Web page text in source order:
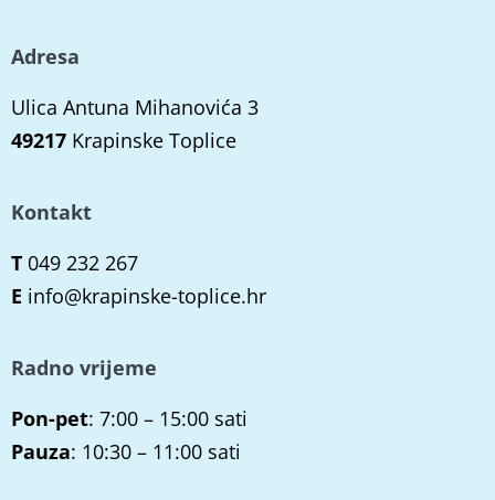
Adresa
Ulica Antuna Mihanovića 3
49217 Krapinske Toplice
Kontakt
T 049 232 267
E info@krapinske-toplice.hr
Radno vrijeme
Pon-pet: 7:00 – 15:00 sati
Pauza: 10:30 – 11:00 sati